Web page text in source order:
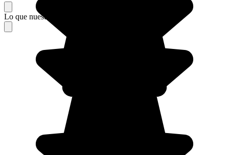
Lo que nuestros viajeros piensan de su estancia